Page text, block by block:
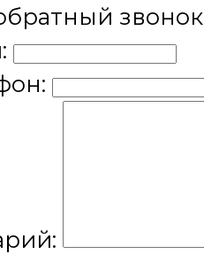
звонок